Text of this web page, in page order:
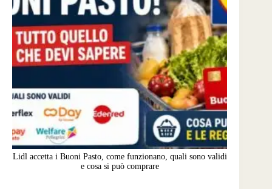
Lidl accetta i Buoni Pasto, come funzionano, quali sono validi
e cosa si può comprare